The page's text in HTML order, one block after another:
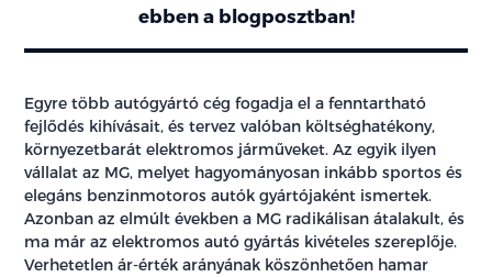
ebben a blogposztban!
Egyre több autógyártó cég fogadja el a fenntartható
fejlődés kihívásait, és tervez valóban költséghatékony,
környezetbarát elektromos járműveket. Az egyik ilyen
vállalat az MG, melyet hagyományosan inkább sportos és
elegáns benzinmotoros autók gyártójaként ismertek.
Azonban az elmúlt években a MG radikálisan átalakult, és
ma már az elektromos autó gyártás kivételes szereplője.
Verhetetlen ár-érték arányának köszönhetően hamar